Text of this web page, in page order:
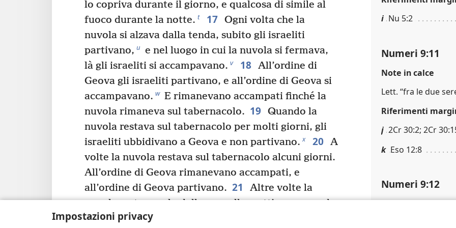
Impostazioni privacy
lo copriva durante il giorno, e qualcosa di simile al
fuoco durante la notte. t 17 Ogni volta che la
nuvola si alzava dalla tenda, subito gli israeliti
partivano, u e nel luogo in cui la nuvola si fermava,
là gli israeliti si accampavano. v 18 All’ordine di
Geova gli israeliti partivano, e all’ordine di Geova si
accampavano. w E rimanevano accampati finché la
nuvola rimaneva sul tabernacolo. 19 Quando la
nuvola restava sul tabernacolo per molti giorni, gli
israeliti ubbidivano a Geova e non partivano. x 20 A
volte la nuvola restava sul tabernacolo alcuni giorni.
All’ordine di Geova rimanevano accampati, e
all’ordine di Geova partivano. 21
Altre volte la
nuvola restava solo dalla sera alla mattina, e quando
la mattina si alzava, loro partivano. Che fosse giorno
i Nu 5:2
Numeri 9:11
Note in calce
Lett. “fra le due
Riferimenti
j 2Cr 30:2; 2Cr
k Eso 12:8
Numeri 9:12
Riferimenti